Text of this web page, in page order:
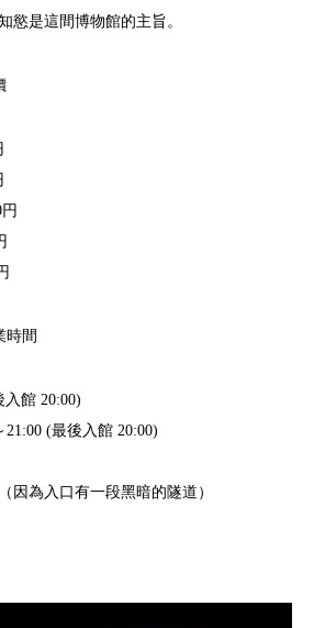
慾是這間博物館的主旨。
時間
入館 20:00)
(最後入館 20:00)
因為入口有一段黑暗的隧道）